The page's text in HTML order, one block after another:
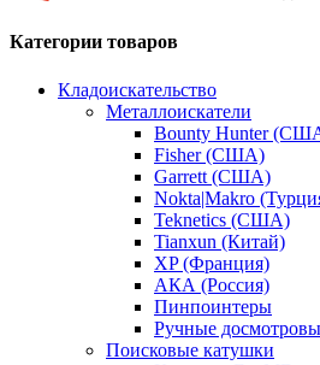
Категории товаров
Кладоискательство
Металлоискатели
Bounty Hunter
Fisher (США)
Garrett (США)
Nokta|Makro
Teknetics (США)
Tianxun (Китай)
XP (Франция)
АКА (Россия)
Пинпоинтеры
Ручные
Поисковые катушки